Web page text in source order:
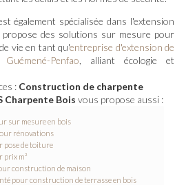
également spécialisée dans l'extension
des solutions sur mesure pour
vie en tant qu'entreprise d'extension de
Penfao , alliant écologie et
: Construction de charpente
Charpente Bois vous propose aussi :
sur mesure en bois
rénovations
de toiture
prix m²
construction de maison
pour construction de terrasse en bois